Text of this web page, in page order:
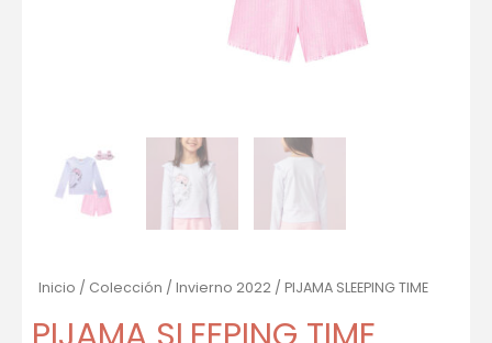
Inicio / Colección / Invierno 2022 / PIJAMA SLEEPING TIME